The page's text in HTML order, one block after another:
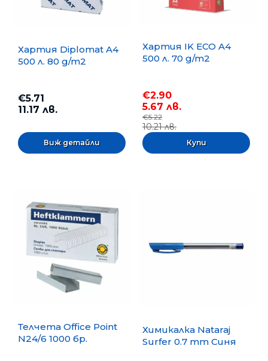
Хартия Diplomat A4
500 л. 80 g/m2
€5.71
11.17 лв.
Виж детайли
Хартия IK ECO A4
500 л. 70 g/m2
€2.90
5.67 лв.
€5.22
10.21 лв.
Телчета Office Point
N24/6 1000 бр.
Химикалка Nataraj
Surfer 0.7 mm Синя